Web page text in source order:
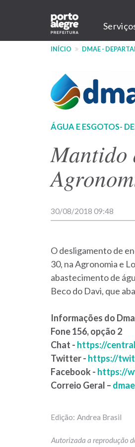
conteúdo
Main
navigation
INÍCIO DMAE -
ÁGUA E ESGOTOS-
Mantido
30/08/2018 09:48
O desligamento de
30, na Agronomia e
abastecimento de
Beco do Davi, que
Informações do
Fone 156, opção 2
Chat - https://
Twitter - https://
Facebook - https://
Correio Geral –
Andrea Brasil